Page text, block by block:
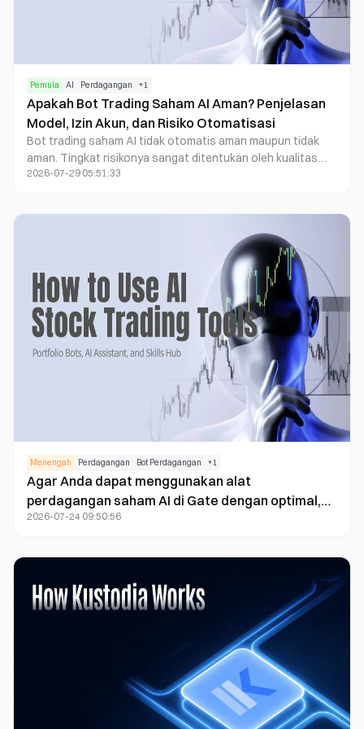
Pemula AI Perdagangan +1
Apakah Bot Trading Saham AI Aman? Penjelasan
Model, Izin Akun, dan Risiko Otomatisasi
Bot trading saham AI tidak otomatis aman maupun tidak
aman. Tingkat risikonya sangat ditentukan oleh kualitas
model, sumber data, izin eksekusi, pengendalian risiko,
keliru, kesalahan perangkat lunak, atau strategi yang kurang
matang menjadi order nyata dengan kecepatan tinggi.
2026-07-29 05:51:33
Menengah Perdagangan Bot Perdagangan +1
Agar Anda dapat menggunakan alat
perdagangan saham AI di Gate dengan optimal,
mulailah dengan mencocokkan alat berdasarkan
pengelolaan portofolio berbasis aturan, gunakan
Gate AI untuk penelitian pasar dan pan
2026-07-24 09:50:56